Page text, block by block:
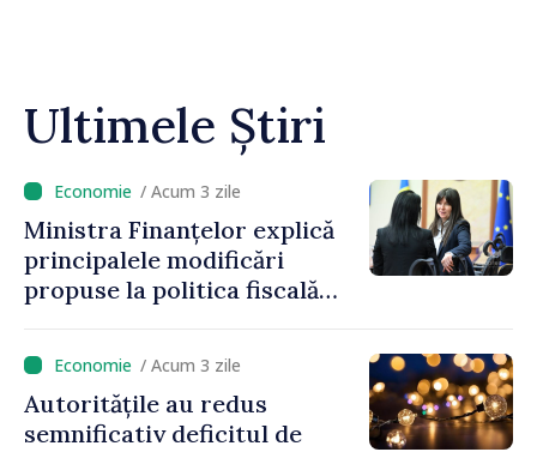
Ultimele Știri
/ Acum 3 zile
Ministra Finanțelor explică
principalele modificări
propuse la politica fiscală
venit
/ Acum 3 zile
Autoritățile au redus
semnificativ deficitul de